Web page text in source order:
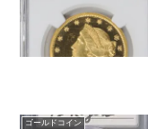
ゴールドコイン